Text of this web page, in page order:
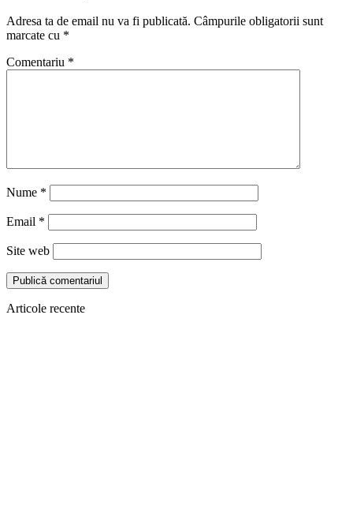
Adresa ta de email nu va fi publicată. Câmpurile obligatorii sunt
marcate cu *
Comentariu *
Nume *
Email *
Site web
Articole recente